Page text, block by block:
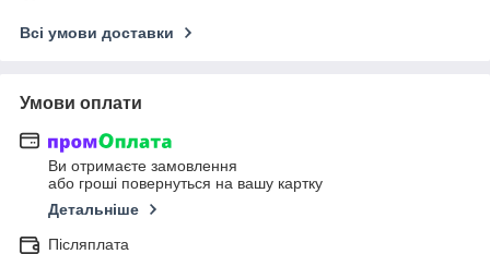
Всі умови доставки
Умови оплати
Ви отримаєте замовлення
або гроші повернуться на вашу картку
Детальніше
Післяплата